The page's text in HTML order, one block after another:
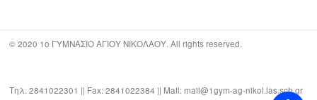
© 2020 1ο ΓΥΜΝΑΣΙΟ ΑΓΙΟΥ ΝΙΚΟΛΑΟΥ. All rights reserved.
Τηλ. 2841022301 || Fax: 2841022384 || Mail: mail@1gym-ag-nikol.las.sch.gr